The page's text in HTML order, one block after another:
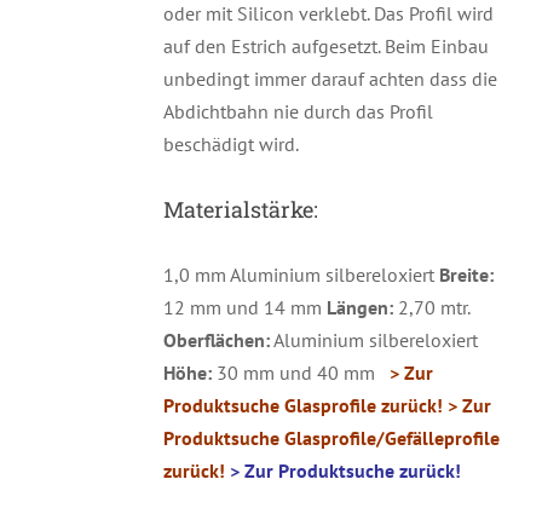
oder mit Silicon verklebt. Das Profil wird
auf den Estrich aufgesetzt. Beim Einbau
unbedingt immer darauf achten dass die
Abdichtbahn nie durch das Profil
beschädigt wird.
Materialstärke:
1,0 mm Aluminium silbereloxiert Breite:
12 mm und 14 mm Längen:2,70 mtr.
Oberflächen:Aluminium silbereloxiert
Höhe:30 mm und 40 mm > Zur
Produktsuche Glasprofile zurück! > Zur
Produktsuche Glasprofile/Gefälleprofile
zurück! > Zur Produktsuche zurück!